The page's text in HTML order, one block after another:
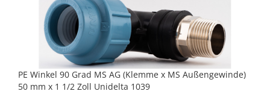
PE Winkel 90 Grad MS AG (Klemme x MS Außengewinde)
50 mm x 1 1/2 Zoll Unidelta 1039